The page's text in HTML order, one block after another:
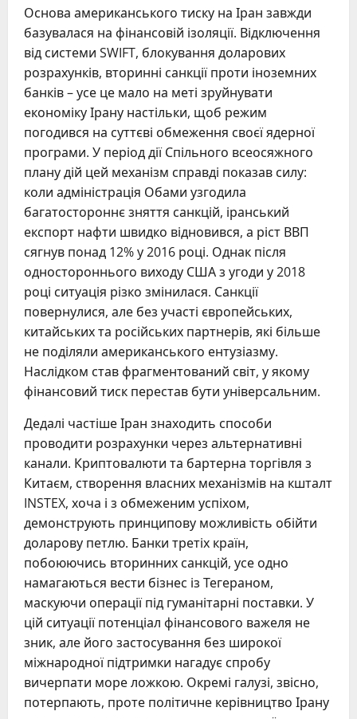
Основа американського тиску на Іран завжди
базувалася на фінансовій ізоляції. Відключення
від системи SWIFT, блокування доларових
розрахунків, вторинні санкції проти іноземних
банків – усе це мало на меті зруйнувати
економіку Ірану настільки, щоб режим
погодився на суттєві обмеження своєї ядерної
програми. У період дії Спільного всеосяжного
плану дій цей механізм справді показав силу:
коли адміністрація Обами узгодила
багатостороннє зняття санкцій, іранський
експорт нафти швидко відновився, а ріст ВВП
сягнув понад 12% у 2016 році. Однак після
одностороннього виходу США з угоди у 2018
році ситуація різко змінилася. Санкції
повернулися, але без участі європейських,
китайських та російських партнерів, які більше
не поділяли американського ентузіазму.
Наслідком став фрагментований світ, у якому
фінансовий тиск перестав бути універсальним.
Дедалі частіше Іран знаходить способи
проводити розрахунки через альтернативні
канали. Криптовалюти та бартерна торгівля з
Китаєм, створення власних механізмів на кшталт
INSTEX, хоча і з обмеженим успіхом,
демонструють принципову можливість обійти
доларову петлю. Банки третіх країн,
побоюючись вторинних санкцій, усе одно
намагаються вести бізнес із Тегераном,
маскуючи операції під гуманітарні поставки. У
цій ситуації потенціал фінансового важеля не
зник, але його застосування без широкої
міжнародної підтримки нагадує спробу
вичерпати море ложкою. Окремі галузі, звісно,
потерпають, проте політичне керівництво Ірану